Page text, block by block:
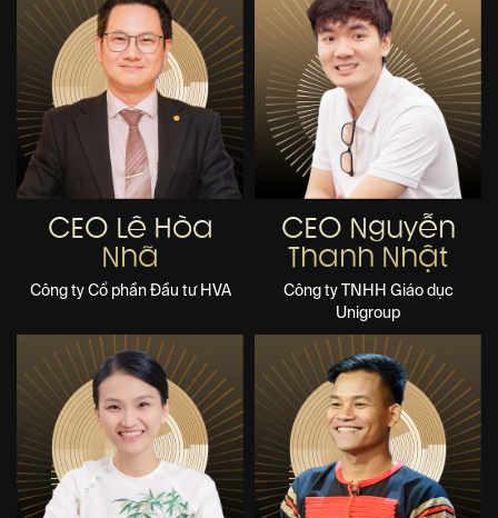
CEO Lê Hòa
Nhã
Công ty Cổ phần Đầu tư HVA
CEO Nguyễn
Thanh Nhật
Công ty TNHH Giáo dục
Unigroup